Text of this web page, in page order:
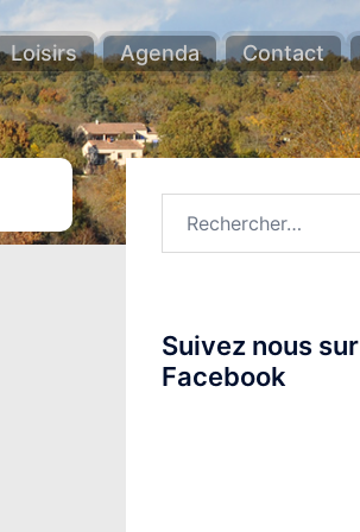
Loisirs Agenda Contact
Suivez nous sur
Facebook